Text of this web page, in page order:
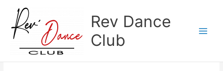
contenu
Rev Dance
Club